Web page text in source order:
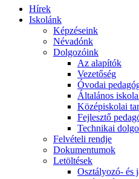
Hírek
Iskolánk
Képzéseink
Névadónk
Dolgozóink
Az alapítók
Vezetőség
Óvodai
Általános
Középiskolai
Fejlesztő
Technikai
Felvételi rendje
Dokumentumok
Letöltések
Osztályozó- és